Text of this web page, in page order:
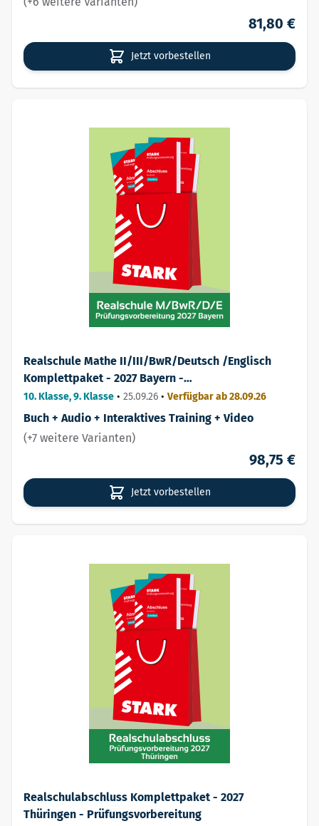
81,80 €
Jetzt vorbestellen
Realschule Mathe II/III/BwR/Deutsch /Englisch
Komplettpaket - 2027 Bayern -
Prüfungsvorbereitung
10. Klasse, 9. Klasse • 25.09.26 • Verfügbar ab 28.09.26
Buch + Audio + Interaktives Training + Video
(+7 weitere Varianten)
98,75 €
Jetzt vorbestellen
Realschulabschluss Komplettpaket - 2027
Thüringen - Prüfungsvorbereitung